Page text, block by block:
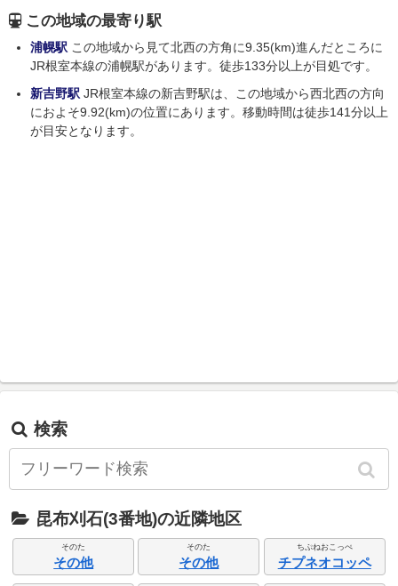
この地域の最寄り駅
浦幌駅 この地域から見て北西の方角に9.35(km)進んだところに
JR根室本線の浦幌駅があります。徒歩133分以上が目処です。
新吉野駅 JR根室本線の新吉野駅は、この地域から西北西の方向
におよそ9.92(km)の位置にあります。移動時間は徒歩141分以上
が目安となります。
検索
昆布刈石(3番地)の近隣地区
そのた
その他
そのた
その他
ちぷねおこっぺ
チプネオコッペ